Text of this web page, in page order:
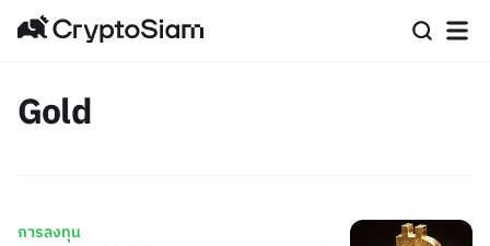
Gold
การลงทุน